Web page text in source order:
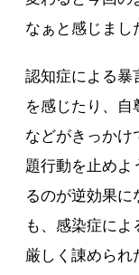
なぁと感じまし
認知症による暴
を感じたり、
などがきっかけ
題行動を止めよ
るのが逆効果に
も、感染症によ
厳しく諌められ